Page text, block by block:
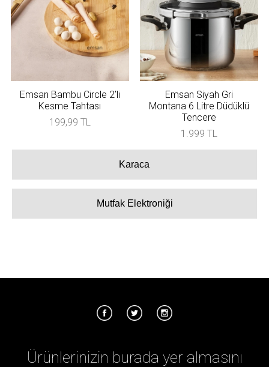
Emsan Bambu Circle 2’li
Kesme Tahtası
199,99 TL
Emsan Siyah Gri
Montana 6 Litre Düdüklü
Tencere
1.999 TL
Karaca
Mutfak Elektroniği
Ürünlerinizin burada yer almasını